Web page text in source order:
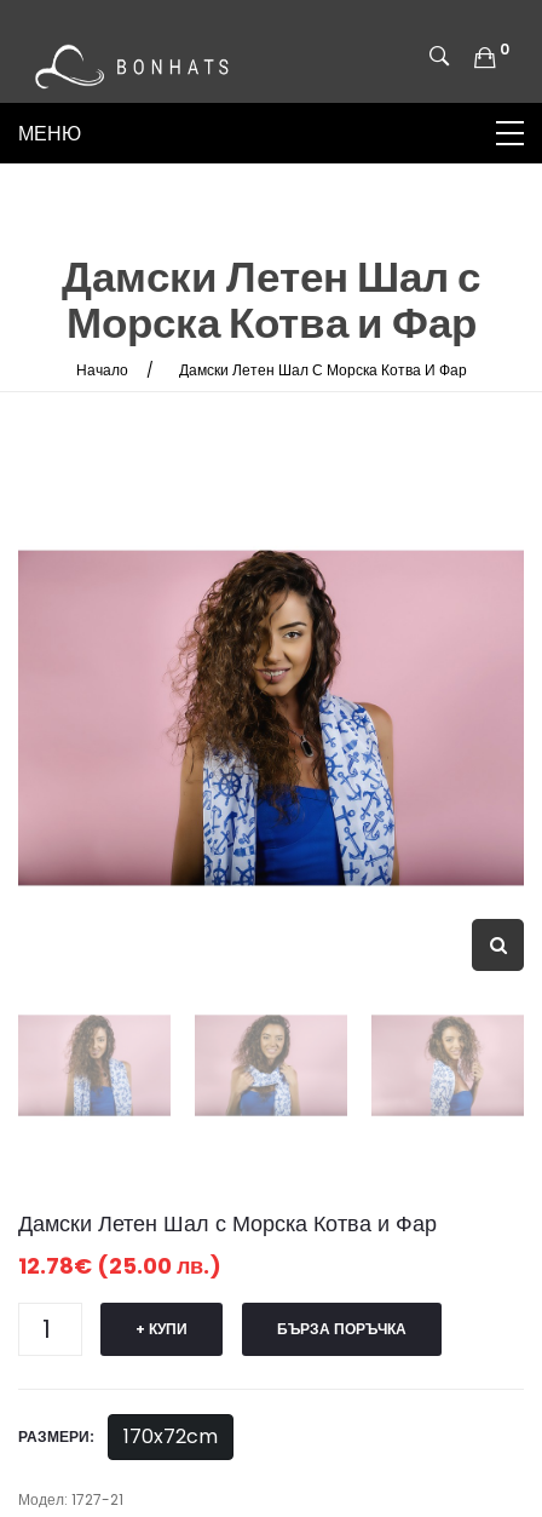
0
Дамски Летен Шал с
Морска Котва и Фар
Начало Дамски Летен Шал С Морска Котва И Фар
Дамски Летен Шал с Морска Котва и Фар
12.78€ (25.00 лв.)
+ КУПИ БЪРЗА ПОРЪЧКА
РАЗМЕРИ: 170x72cm
Модел: 1727-21